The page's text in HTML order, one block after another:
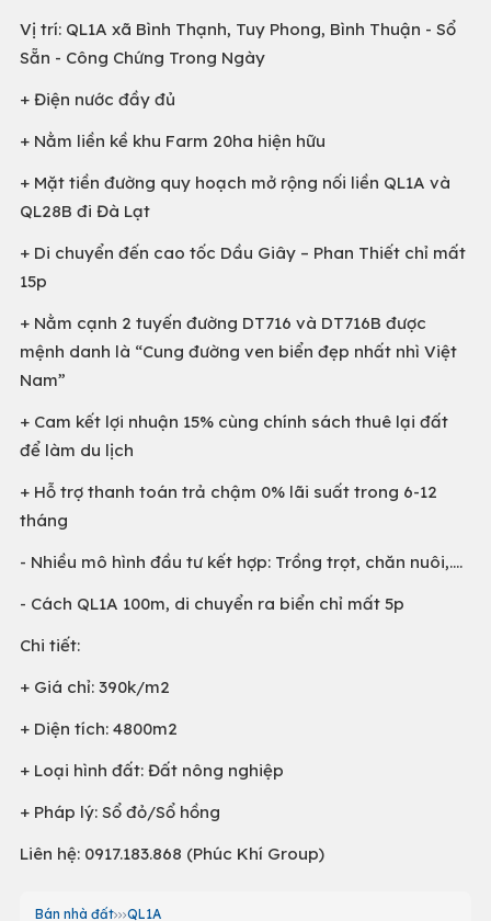
Vị trí: QL1A xã Bình Thạnh, Tuy Phong, Bình Thuận - Sổ
Sẵn - Công Chứng Trong Ngày
+ Điện nước đầy đủ
+ Nằm liền kề khu Farm 20ha hiện hữu
+ Mặt tiền đường quy hoạch mở rộng nối liền QL1A và
QL28B đi Đà Lạt
+ Di chuyển đến cao tốc Dầu Giây – Phan Thiết chỉ mất
15p
+ Nằm cạnh 2 tuyến đường DT716 và DT716B được
mệnh danh là “Cung đường ven biển đẹp nhất nhì Việt
Nam”
+ Cam kết lợi nhuận 15% cùng chính sách thuê lại đất
để làm du lịch
+ Hỗ trợ thanh toán trả chậm 0% lãi suất trong 6-12
tháng
- Nhiều mô hình đầu tư kết hợp: Trồng trọt, chăn nuôi,....
- Cách QL1A 100m, di chuyển ra biển chỉ mất 5p
Chi tiết:
+ Giá chỉ: 390k/m2
+ Diện tích: 4800m2
+ Loại hình đất: Đất nông nghiệp
+ Pháp lý: Sổ đỏ/Sổ hồng
Liên hệ: 0917.183.868 (Phúc Khí Group)
Bán nhà đất QL1A